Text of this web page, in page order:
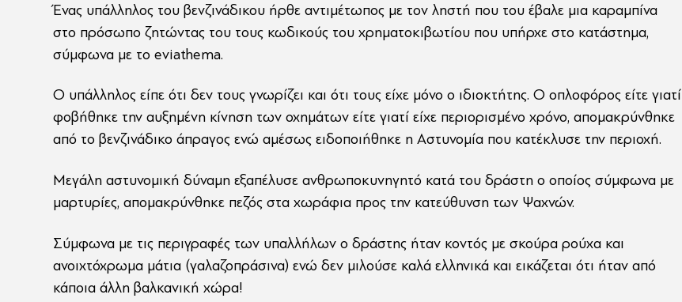
Ένας υπάλληλος του βενζινάδικου ήρθε αντιμέτωπος με τον ληστή που του έβαλε μια καραμπίνα
στο πρόσωπο ζητώντας του τους κωδικούς του χρηματοκιβωτίου που υπήρχε στο κατάστημα,
σύμφωνα με το eviathema.
Ο υπάλληλος είπε ότι δεν τους γνωρίζει και ότι τους είχε μόνο ο ιδιοκτήτης. Ο οπλοφόρος είτε γιατί
φοβήθηκε την αυξημένη κίνηση των οχημάτων είτε γιατί είχε περιορισμένο χρόνο, απομακρύνθηκε
από το βενζινάδικο άπραγος ενώ αμέσως ειδοποιήθηκε η Αστυνομία που κατέκλυσε την περιοχή.
Μεγάλη αστυνομική δύναμη εξαπέλυσε ανθρωποκυνηγητό κατά του δράστη ο οποίος σύμφωνα με
μαρτυρίες, απομακρύνθηκε πεζός στα χωράφια προς την κατεύθυνση των Ψαχνών.
Σύμφωνα με τις περιγραφές των υπαλλήλων ο δράστης ήταν κοντός με σκούρα ρούχα και
ανοιχτόχρωμα μάτια (γαλαζοπράσινα) ενώ δεν μιλούσε καλά ελληνικά και εικάζεται ότι ήταν από
κάποια άλλη βαλκανική χώρα!